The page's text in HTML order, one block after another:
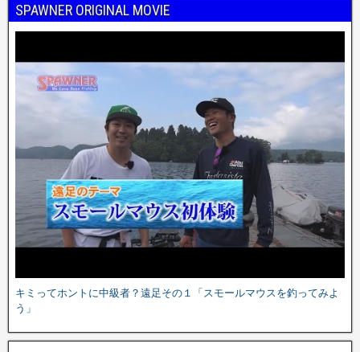
SPAWNER ORIGINAL MOVIE
キミってホントに中級者？遠足その１「スモールマウスを釣ってみよ
う」